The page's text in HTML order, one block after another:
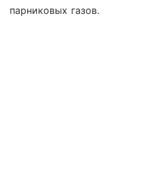
парниковых газов.